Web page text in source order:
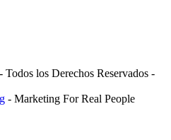
los Derechos Reservados -
- Marketing For Real People